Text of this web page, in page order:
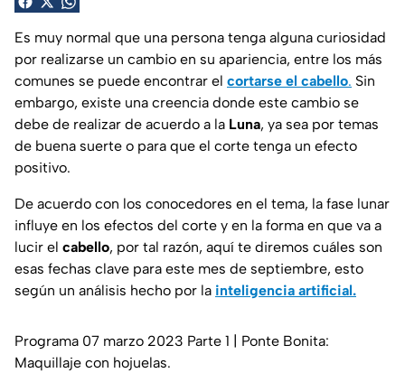
Es muy normal que una persona tenga alguna curiosidad
por realizarse un cambio en su apariencia, entre los más
comunes se puede encontrar el cortarse el cabello. Sin
embargo, existe una creencia donde este cambio se
debe de realizar de acuerdo a la Luna, ya sea por temas
de buena suerte o para que el corte tenga un efecto
positivo.
De acuerdo con los conocedores en el tema, la fase lunar
influye en los efectos del corte y en la forma en que va a
lucir el cabello, por tal razón, aquí te diremos cuáles son
esas fechas clave para este mes de septiembre, esto
según un análisis hecho por la inteligencia artificial.
Programa 07 marzo 2023 Parte 1 | Ponte Bonita:
Maquillaje con hojuelas.